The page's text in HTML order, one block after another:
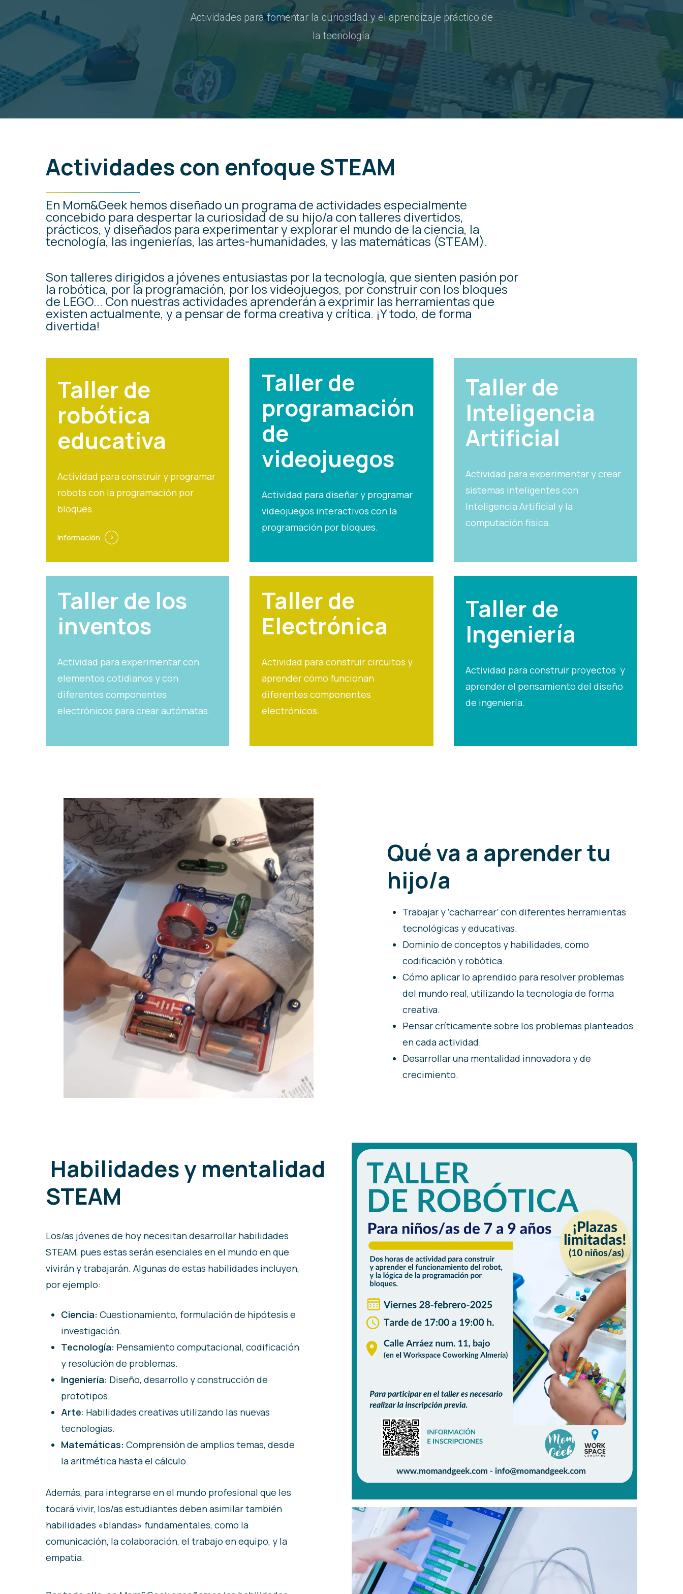
Actividades para fomentar la curiosidad y el aprendizaje práctico de
la tecnología
Actividades con enfoqueSTEAM
En Mom&Geek hemos diseñado un programa de actividades especialmente
concebido para despertar la curiosidad de su hijo/a con talleres divertidos,
prácticos, y diseñados para experimentar y explorar el mundo de la ciencia, la
tecnología, las ingenierías, las artes-humanidades, y las matemáticas (STEAM).
Son talleres dirigidos a jóvenes entusiastas por la tecnología, que sienten pasión por
la robótica, por la programación, por los videojuegos, por construir con los bloques
de LEGO... Con nuestras actividades aprenderán a exprimir las herramientas que
existen actualmente, y a pensar de forma creativa y crítica. ¡Y todo, de forma
divertida!
Taller de
robótica
educativa
Actividad para construir y programar
robots con la programación por
bloques.
Información
Taller de
programación
de
videojuegos
Actividad para diseñar y programar
videojuegos interactivos con la
programación por bloques.
Taller de
Inteligencia
Artificial
Actividad para experimentar y crear
sistemas inteligentes con
Inteligencia Artificial y la
computación física.
Taller de los
inventos
Actividad para experimentar con
elementos cotidianos y con
diferentes componentes
electrónicos para crear autómatas.
Taller de
Electrónica
Actividad para construir circuitos y
aprender cómo funcionan
diferentes componentes
electrónicos.
Taller de
Ingeniería
Actividad para construir proyectos y
aprender el pensamiento del diseño
de ingeniería.
Qué va a aprender tu
hijo/a
Trabajar y ‘cacharrear’ con diferentes herramientas
tecnológicas y educativas.
Dominio de conceptos y habilidades, como
codificación y robótica.
Cómo aplicar lo aprendido para resolver problemas
del mundo real, utilizando la tecnología de forma
creativa.
Pensar críticamente sobre los problemas planteados
en cada actividad.
Desarrollar una mentalidad innovadora y de
crecimiento.
Habilidades y mentalidad
STEAM
Los/as jóvenes de hoy necesitan desarrollar habilidades
STEAM, pues estas serán esenciales en el mundo en que
vivirán y trabajarán. Algunas de estas habilidades incluyen,
por ejemplo:
Ciencia: Cuestionamiento, formulación de hipótesis e
investigación.
Tecnología: Pensamiento computacional, codificación
y resolución de problemas.
Ingeniería: Diseño, desarrollo y construcción de
prototipos.
Arte: Habilidades creativas utilizando las nuevas
tecnologías.
Matemáticas: Comprensión de amplios temas, desde
la aritmética hasta el cálculo.
Además, para integrarse en el mundo profesional que les
tocará vivir, los/as estudiantes deben asimilar también
habilidades «blandas» fundamentales, como la
comunicación, la colaboración, el trabajo en equipo, y la
empatía.